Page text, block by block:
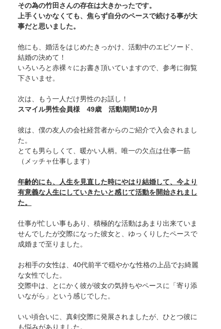
その為の竹田さんの存在は大きかったです。
上手くいかなくても、焦らず自分のペースで続ける事が大
事だと思いました。
他にも、婚活をはじめたきっかけ、活動中のエピソード、
結婚の決めて！
いろいろと赤裸々にお書き頂いていますので、参考に御覧
下さいませ。
次は、もう一人だけ男性のお話し！
スマイル男性会員様 49歳 活動期間10か月
彼は、僕の友人の会社経営者からのご紹介で入会されまし
た。
とても男らしくて、暖かい人柄。唯一の欠点は仕事一筋
（メッチャ仕事します）
年齢的にも、人生を見直した時にやはり結婚して、今より
有意義な人生にしていきたいと感じて活動を開始されまし
た。
仕事が忙しい事もあり、積極的な活動はあまり出来ていま
せんでしたが交際になった彼女と、ゆっくりしたペースで
成婚まで至りました。
お相手の女性は、40代前半で穏やかな性格の上品でお綺麗
な女性でした。
交際中は、とにかく彼が彼女の気持ちやペースに「寄り添
いながら」という感じでした。
いい頃合いに、真剣交際に発展されましたが、ひとつ彼に
も悩みがありました。